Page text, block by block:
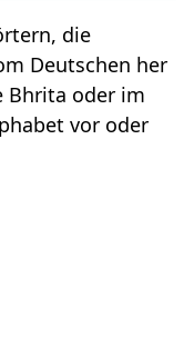
die
Deutschen her
Bhrita oder im
vor oder